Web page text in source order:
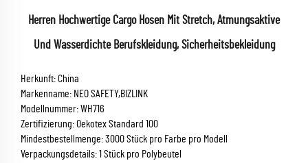
Herren Hochwertige Cargo Hosen Mit Stretch, Atmungsaktive
Und Wasserdichte Berufskleidung, Sicherheitsbekleidung
Herkunft: China
Markenname: NEO SAFETY,BIZLINK
Modellnummer: WH716
Zertifizierung: Oekotex Standard 100
Mindestbestellmenge: 3000 Stück pro Farbe pro Modell
Verpackungsdetails: 1 Stück pro Polybeutel